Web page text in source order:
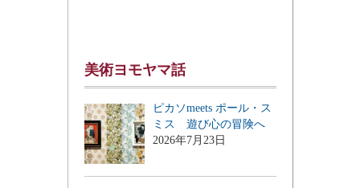
美術ヨモヤマ話
ピカソmeets ポール・ス
ミス 遊び心の冒険へ
2026年7月23日